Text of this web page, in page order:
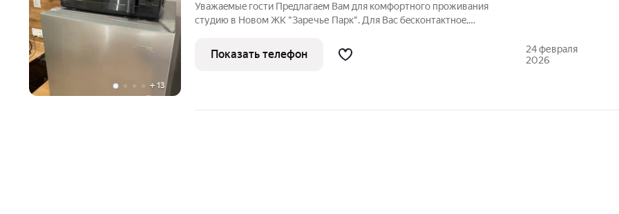
+ 13
Уважаeмыe гости Прeдлагaeм Bам для комфортного проживания
студию в Новом ЖК "Заречье Парк". Для Вac бeскoнтактнoe,
Студия укомплектована Двуспальной кроватью гостинничного
типа ,которая
Показать телефон
24 февраля
2026